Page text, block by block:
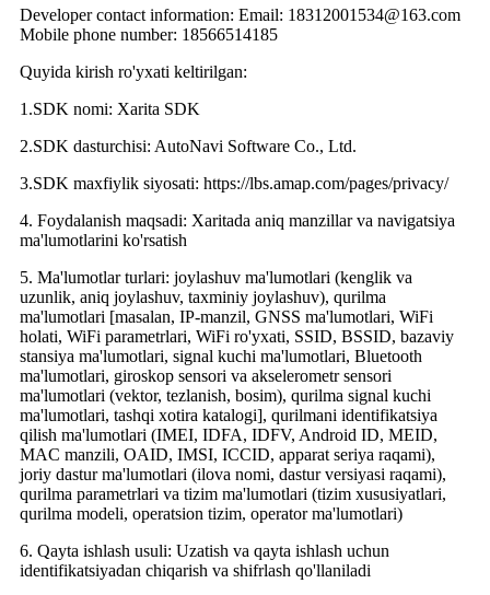
Developer contact information: Email: 18312001534@163.com
Mobile phone number: 18566514185
Quyida kirish ro'yxati keltirilgan:
1.SDK nomi: Xarita SDK
2.SDK dasturchisi: AutoNavi Software Co., Ltd.
3.SDK maxfiylik siyosati: https://lbs.amap.com/pages/privacy/
4. Foydalanish maqsadi: Xaritada aniq manzillar va navigatsiya
ma'lumotlarini ko'rsatish
5. Ma'lumotlar turlari: joylashuv ma'lumotlari (kenglik va
uzunlik, aniq joylashuv, taxminiy joylashuv), qurilma
ma'lumotlari [masalan, IP-manzil, GNSS ma'lumotlari, WiFi
holati, WiFi parametrlari, WiFi ro'yxati, SSID, BSSID, bazaviy
stansiya ma'lumotlari, signal kuchi ma'lumotlari, Bluetooth
ma'lumotlari, giroskop sensori va akselerometr sensori
ma'lumotlari (vektor, tezlanish, bosim), qurilma signal kuchi
ma'lumotlari, tashqi xotira katalogi], qurilmani identifikatsiya
qilish ma'lumotlari (IMEI, IDFA, IDFV, Android ID, MEID,
MAC manzili, OAID, IMSI, ICCID, apparat seriya raqami),
joriy dastur ma'lumotlari (ilova nomi, dastur versiyasi raqami),
qurilma parametrlari va tizim ma'lumotlari (tizim xususiyatlari,
qurilma modeli, operatsion tizim, operator ma'lumotlari)
6. Qayta ishlash usuli: Uzatish va qayta ishlash uchun
identifikatsiyadan chiqarish va shifrlash qo'llaniladi